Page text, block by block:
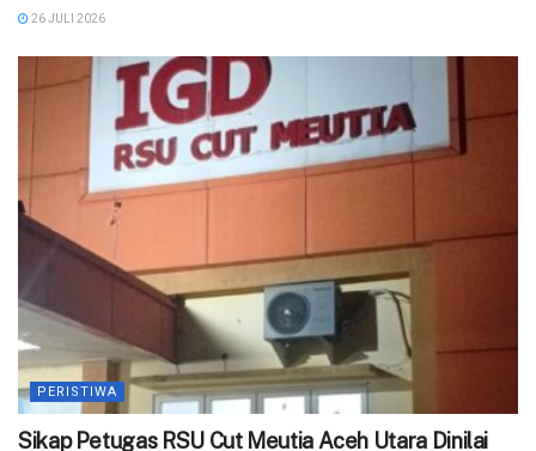
26 JULI 2026
PERISTIWA
‎Sikap Petugas RSU Cut Meutia Aceh Utara Dinilai